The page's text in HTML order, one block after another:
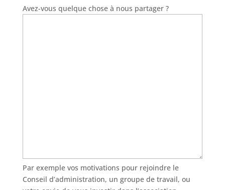
Avez-vous quelque chose à nous partager ?
Par exemple vos motivations pour rejoindre le
Conseil d’administration, un groupe de travail, ou